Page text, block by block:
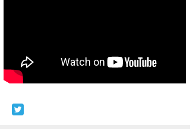
ライター/寄稿メディア